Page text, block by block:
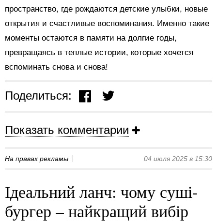
пространство, где рождаются детские улыбки, новые
открытия и счастливые воспоминания. Именно такие
моменты остаются в памяти на долгие годы,
превращаясь в теплые истории, которые хочется
вспоминать снова и снова!
Поделиться:
Показать комментарии
На правах рекламы 04 июля 2025 в 15:30
Ідеальний ланч: чому суші-
бургер – найкращий вибір